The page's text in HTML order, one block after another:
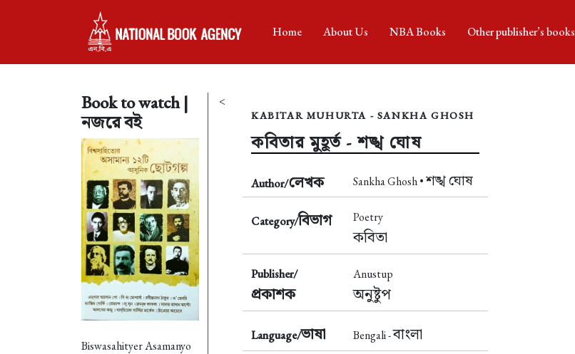
Home About Us NBA Books Other publisher’s books
Book to watch |
নজরে বই
Biswasahityer Asamanyo
<
KABITAR MUHURTA - SANKHA GHOSH
কবিতার মুহূর্ত - শঙ্খ ঘোষ
Author/লেখক Sankha Ghosh •শঙ্খ ঘোষ
Category/বিভাগ Poetry
কবিতা
Publisher/
প্রকাশক
Anustup
অনুষ্টুপ
Language/ভাষা Bengali -বাংলা